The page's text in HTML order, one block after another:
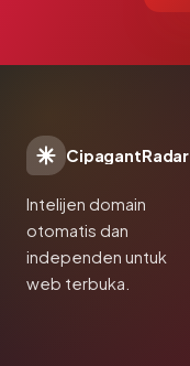
CipagantRadar
Intelijen domain
otomatis dan
independen untuk
web terbuka.